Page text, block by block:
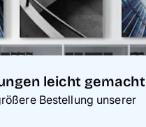
leicht gemacht
Bestellung unserer